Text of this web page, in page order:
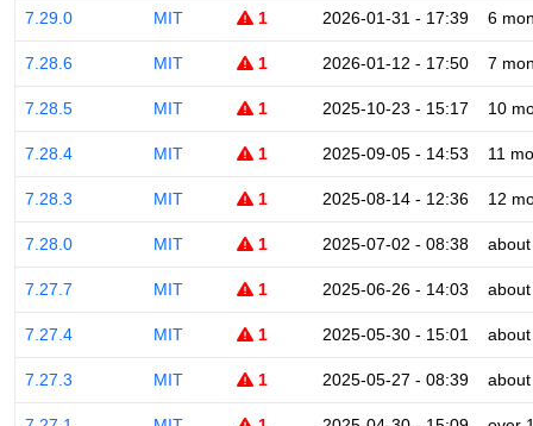
7.29.0 MIT 1 2026-01-31 - 17:39 6
7.28.6 MIT 1 2026-01-12 - 17:50 7
7.28.5 MIT 1 2025-10-23 - 15:17 10
7.28.4 MIT 1 2025-09-05 - 14:53 11
7.28.3 MIT 1 2025-08-14 - 12:36 12
7.28.0 MIT 1 2025-07-02 - 08:38
7.27.7 MIT 1 2025-06-26 - 14:03
7.27.4 MIT 1 2025-05-30 - 15:01
7.27.3 MIT 1 2025-05-27 - 08:39